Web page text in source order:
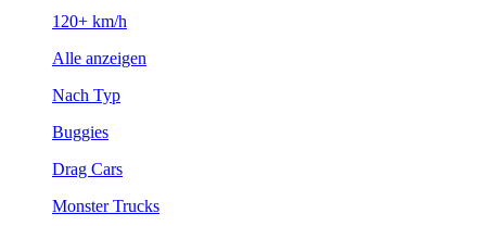
120+ km/h
Alle anzeigen
Nach Typ
Buggies
Drag Cars
Monster Trucks